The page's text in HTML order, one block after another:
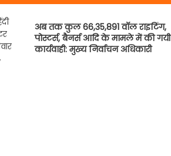
अब तक कुल 66,35,891 वाॅल राइटिंग,
पोस्टर्स, बैनर्स आदि के मामले में की गयी
कार्यवाही: मुख्य निर्वाचन अधिकारी